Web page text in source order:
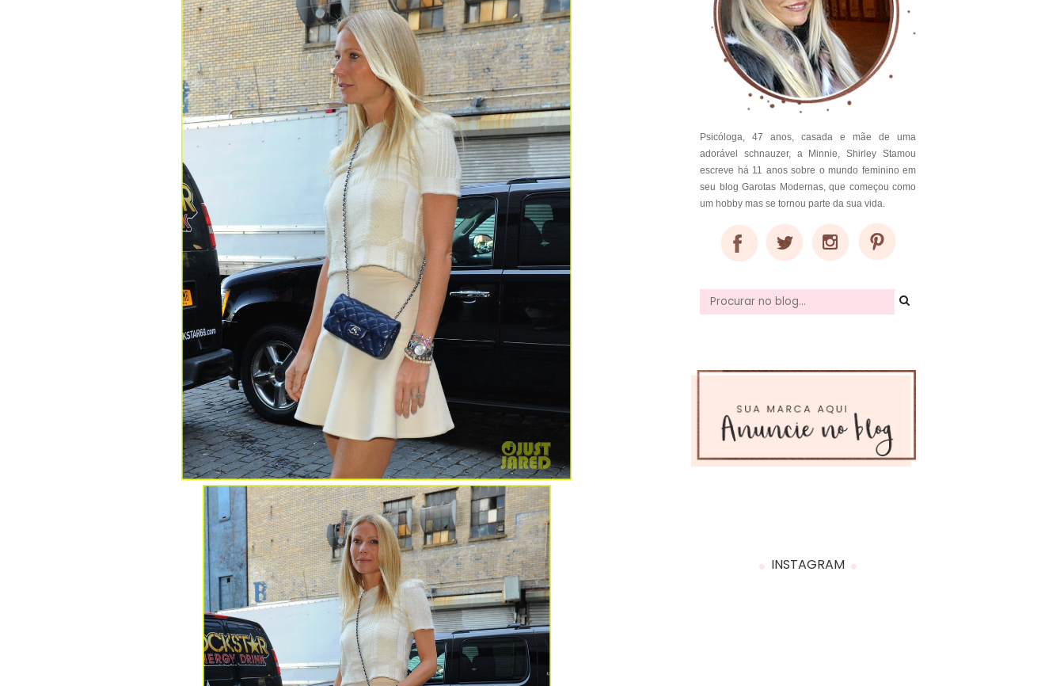
Psicóloga, 47 anos, casada e mãe de uma
adorável schnauzer, a Minnie, Shirley Stamou
escreve há 11 anos sobre o mundo feminino em
seu blog Garotas Modernas, que começou como
um hobby mas se tornou parte da sua vida.
INSTAGRAM